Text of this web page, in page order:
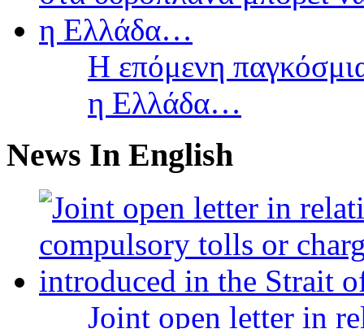
Η επόμενη
η Ελλάδα…
News In English
Joint open letter in